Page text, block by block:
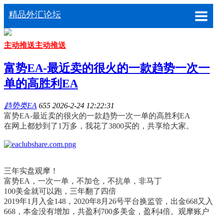
精品外汇论坛
主动推送主动推送
富势EA-最近卖的很火的一款趋势一次一
单的高胜利EA
趋势类EA 655 2026-2-24 12:22:31
富势EA-最近卖的很火的一款趋势一次一单的高胜利EA
在网上都炒到了1万多，我花了3800买的，共享给大家。
三年实盘观摩！
富势EA，一次一单，不加仓，不抗单，非马丁
100美金就可以跑，三年翻了四倍
2019年1月入金148，2020年8月26号平台换监管，出金668又入
668，本金没有增加，共盈利700多美金，盈利4倍。观摩账户